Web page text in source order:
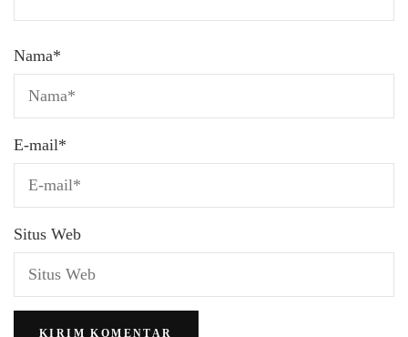
Nama*
E-mail*
Situs Web